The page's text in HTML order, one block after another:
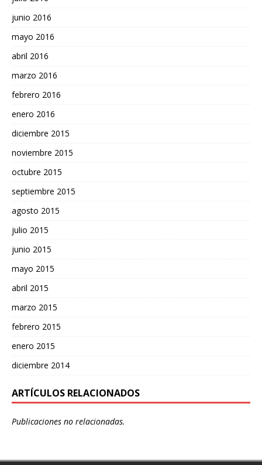
junio 2016
mayo 2016
abril 2016
marzo 2016
febrero 2016
enero 2016
diciembre 2015
noviembre 2015
octubre 2015
septiembre 2015
agosto 2015
julio 2015
junio 2015
mayo 2015
abril 2015
marzo 2015
febrero 2015
enero 2015
diciembre 2014
ARTÍCULOS RELACIONADOS
Publicaciones no relacionadas.